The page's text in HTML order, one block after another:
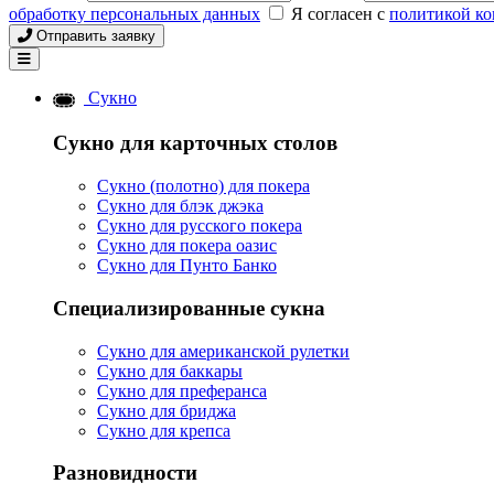
обработку персональных данных
Я согласен с политикой
Отправить заявку
Сукно
Сукно для карточных столов
Сукно (полотно) для покера
Сукно для блэк джэка
Сукно для русского покера
Сукно для покера оазис
Сукно для Пунто Банко
Специализированные сукна
Сукно для американской рулетки
Сукно для баккары
Сукно для преферанса
Сукно для бриджа
Сукно для крепса
Разновидности